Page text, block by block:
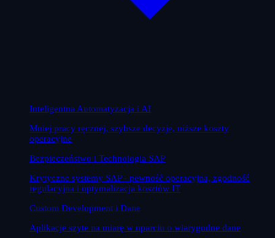
Inteligentna Automatyzacja i AI
Mniej pracy ręcznej, szybsze decyzje, niższe koszty
operacyjne
Bezpieczeństwo i Technologia SAP
Krytyczne systemy SAP - pewność operacyjna, zgodność
regulacyjna i optymalizacja kosztów IT
Custom Development i Dane
Aplikacje szyte na miarę w oparciu o wiarygodne dane